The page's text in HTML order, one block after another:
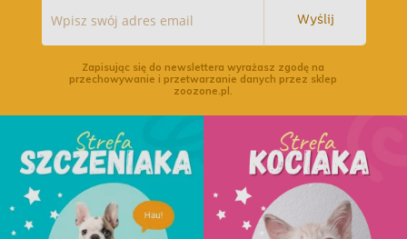
Wyślij
Zapisując się do newslettera wyrażasz zgodę na
przechowywanie i przetwarzanie danych przez sklep
zoozone.pl.